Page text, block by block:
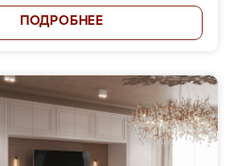
ПОДРОБНЕЕ